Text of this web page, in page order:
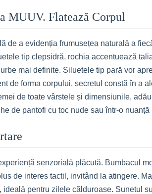
MUUV. Flatează Corpul
de a evidenția frumusețea naturală a
tip clepsidră, rochia accentuează
mai definite. Siluetele tip pară vor
de forma corpului, secretul constă în a
de toate vârstele și dimensiunile,
de pantofi cu toc nude sau într-o
senzorială plăcută. Bumbacul
de interes tactil, invitând la atingere.
pentru zilele călduroase. Sunetul